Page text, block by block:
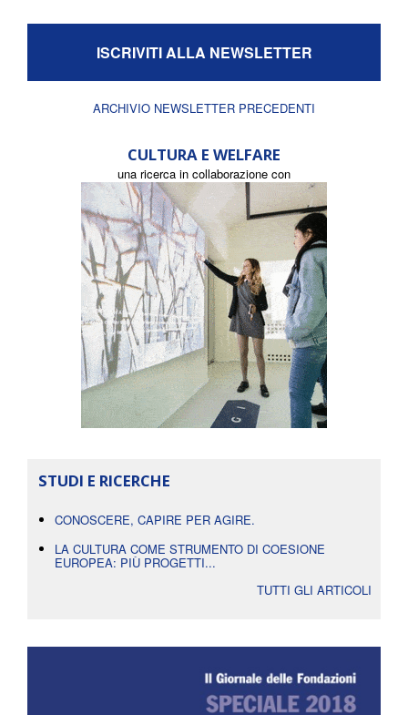
ISCRIVITI ALLA NEWSLETTER
ARCHIVIO NEWSLETTER PRECEDENTI
CULTURA E WELFARE
una ricerca in collaborazione con
STUDI E RICERCHE
CONOSCERE, CAPIRE PER AGIRE.
LA CULTURA COME STRUMENTO DI COESIONE
EUROPEA: PIÙ PROGETTI...
TUTTI GLI ARTICOLI